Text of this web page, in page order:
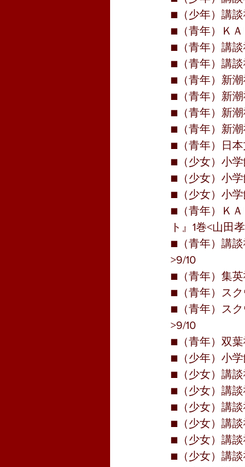
■（少年）講
■（青年）Ｋ
■（青年）講
■（青年）講
■（青年）新
■（青年）新
■（青年）新
■（青年）新
■（青年）日本
■（少女）小学
■（少女）小
■（少女）小学
■（青年）Ｋ
ト』1巻<山田
■（青年）講
>9/10
■（青年）集
■（青年）ス
■（青年）ス
>9/10
■（青年）双
■（少年）小学
■（少女）講談
■（少女）講
■（少女）講談
■（少女）講談
■（少女）講談
■（少女）講談